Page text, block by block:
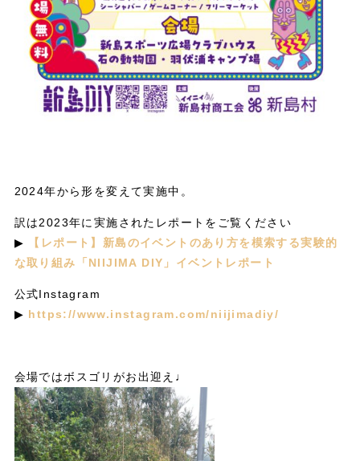
2024年から形を変えて実施中。
訳は2023年に実施されたレポートをご覧ください
▶︎
【レポート】新島のイベントのあり方を模索する実験的
な取り組み「NIIJIMA DIY」イベントレポート
公式Instagram
▶︎ https://www.instagram.com/niijimadiy/
会場ではボスゴリがお出迎え♩